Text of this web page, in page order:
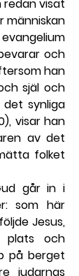
redan visat
människan
och
han
själ och
synliga
visar han
av det
folket
går in i
som här
Jesus,
plats och
på berget
judarnas